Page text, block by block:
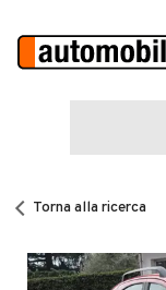
CERCA
Auto Nuove
Torna alla ricerca